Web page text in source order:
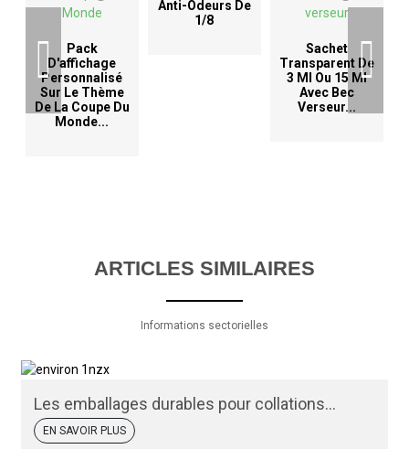
Pack
D'affichage
Personnalisé
Sur Le Thème
De La Coupe Du
Monde...
Anti-Odeurs De
1/8
Sachet
Transparent De
3 Ml Ou 15 Ml
Avec Bec
Verseur...
ARTICLES SIMILAIRES
Informations sectorielles
Les emballages durables pour collations
peuvent-ils protéger vos produits ?
EN SAVOIR PLUS